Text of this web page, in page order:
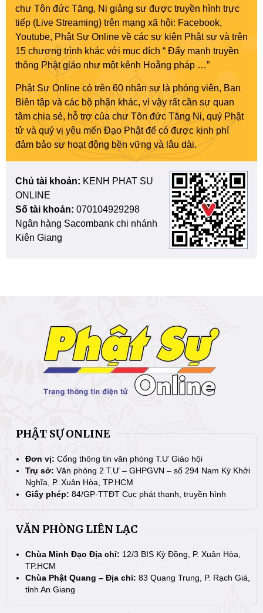
chư Tôn đức Tăng, Ni giảng sư được truyền hình trực
tiếp (Live Streaming) trên mạng xã hội: Facebook,
Youtube, Phật Sự Online về các sự kiện Phật sự và trên
15 chương trình khác với mục đích “ Đẩy mạnh truyền
thông Phật giáo như một kênh Hoằng pháp …”
Phật Sự Online có trên 60 nhân sự là phóng viên, Ban
Biên tập và các bộ phận khác, vì vậy rất cần sự quan
tâm chia sẻ, hỗ trợ của chư Tôn đức Tăng Ni, quý Phật
tử và quý vị yêu mến Đạo Phật để có được kinh phí
đảm bảo sự hoạt động bền vững và lâu dài.
Chủ tài khoản: KENH PHAT SU
ONLINE
Số tài khoản: 070104929298
Ngân hàng Sacombank chi nhánh
Kiên Giang
PHẬT SỰ ONLINE
Đơn vị: Cổng thông tin văn phòng T.Ư Giáo hội
Trụ sở: Văn phòng 2 T.Ư – GHPGVN – số 294 Nam Kỳ Khởi
Nghĩa, P. Xuân Hòa, TP.HCM
Giấy phép: 84/GP-TTĐT Cục phát thanh, truyền hình
VĂN PHÒNG LIÊN LẠC
Chùa Minh Đạo Địa chỉ: 12/3 BIS Kỳ Đồng, P. Xuân Hòa,
TP.HCM
Chùa Phật Quang – Địa chỉ: 83 Quang Trung, P. Rạch Giá,
tỉnh An Giang